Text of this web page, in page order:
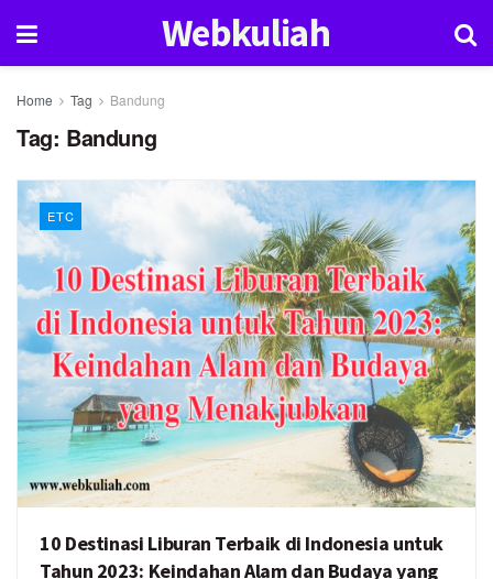
Webkuliah
Home Tag Bandung
Tag: Bandung
ETC
10 Destinasi Liburan Terbaik di Indonesia untuk
Tahun 2023: Keindahan Alam dan Budaya yang